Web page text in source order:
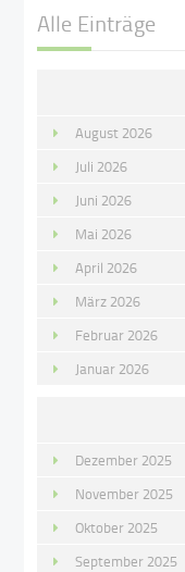
Alle Einträge
August 2026
Juli 2026
Juni 2026
Mai 2026
April 2026
März 2026
Februar 2026
Januar 2026
Dezember 2025
November 2025
Oktober 2025
September 2025